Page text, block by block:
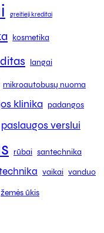
greitieji kreditai
kosmetika
langai
mikroautobusų nuoma
klinika padangos
paslaugos verslui
rūbai santechnika
vaikai vanduo
žemės ūkis